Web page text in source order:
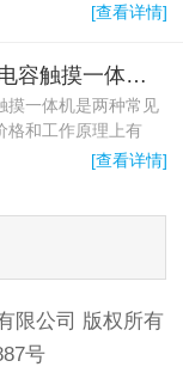
[查看详情]
红外触摸一体机和电容触摸一体机的区别和选择
摸一体机是两种常见
格和工作原理上有
[查看详情]
限公司 版权所有
号